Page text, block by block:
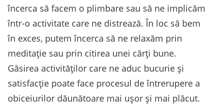
încerca să facem o plimbare sau să ne implicăm
într-o activitate care ne distrează. În loc să bem
în exces, putem încerca să ne relaxăm prin
meditație sau prin citirea unei cărți bune.
Găsirea activităților care ne aduc bucurie și
satisfacție poate face procesul de întrerupere a
obiceiurilor dăunătoare mai ușor și mai plăcut.